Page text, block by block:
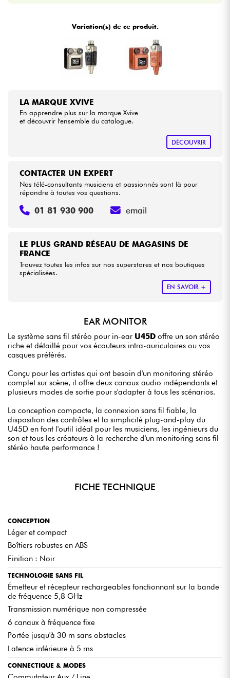
Variation(s) de ce produit.
LA MARQUE XVIVE
En apprendre plus sur la marque Xvive
et découvrir l'ensemble du catalogue.
DÉCOUVRIR
LE PLUS GRAND RÉSEAU DE MAGASINS DE
FRANCE
Trouvez toutes les infos sur nos superstores et nos boutiques
spécialisées.
EN SAVOIR +
CONTACTER UN EXPERT
Nos télé-consultants musiciens et passionnés sont là pour
répondre à toutes vos questions.
01 81 930 900 email
EAR MONITOR
Le système sans fil stéréo pour in-ear U45D offre un son stéréo
riche et détaillé pour vos écouteurs intra-auriculaires ou vos
casques préférés.
Conçu pour les artistes qui ont besoin d'un monitoring stéréo
complet sur scène, il offre deux canaux audio indépendants et
plusieurs modes de sortie pour s'adapter à tous les scénarios.
La conception compacte, la connexion sans fil fiable, la
disposition des contrôles et la simplicité plug-and-play du
U45D en font l'outil idéal pour les musiciens, les ingénieurs du
son et tous les créateurs à la recherche d'un monitoring sans fil
stéréo haute performance !
FICHE TECHNIQUE
CONCEPTION
Léger et compact
Boîtiers robustes en ABS
Finition : Noir
TECHNOLOGIE SANS FIL
Émetteur et récepteur rechargeables fonctionnant sur la bande
de fréquence 5,8 GHz
Transmission numérique non compressée
6 canaux à fréquence fixe
Portée jusqu'à 30 m sans obstacles
Latence inférieure à 5 ms
CONNECTIQUE & MODES